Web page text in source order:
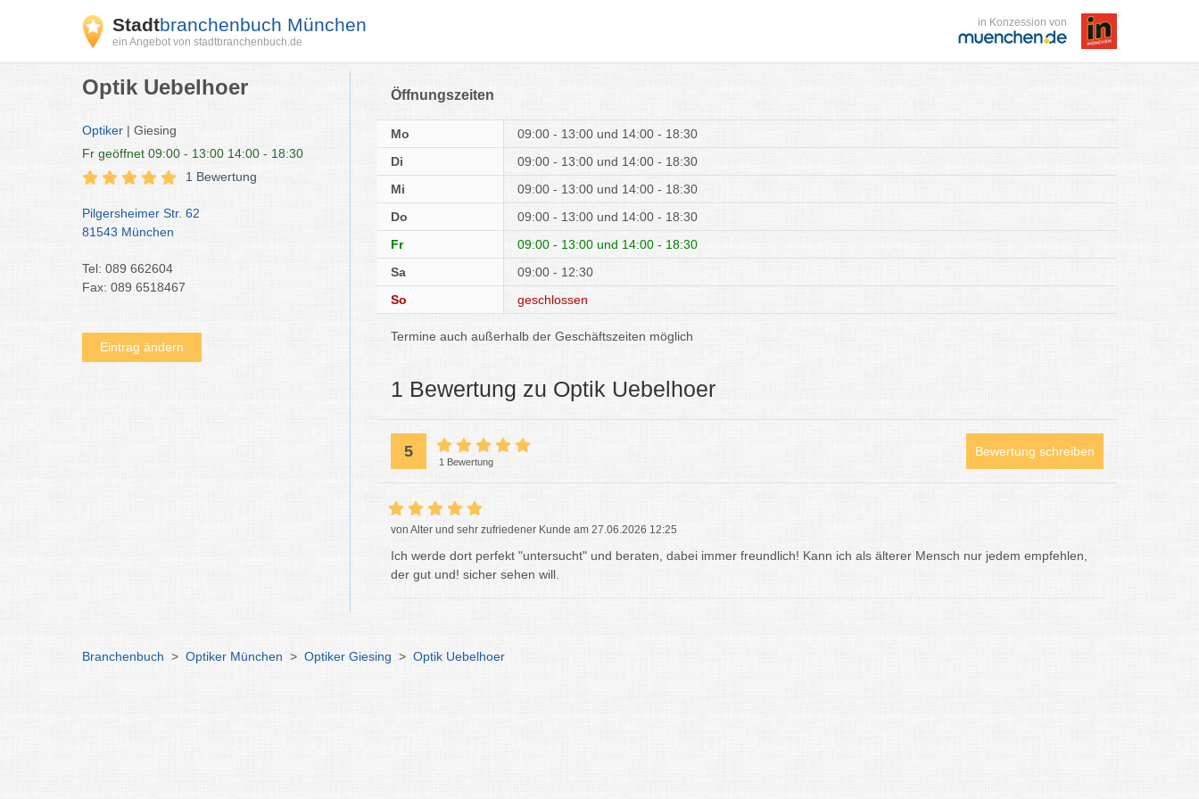
Stadtbranchenbuch München
ein Angebot von stadtbranchenbuch.de
in Konzession von
Optik Uebelhoer
Optiker | Giesing
Fr geöffnet 09:00 - 13:00 14:00 - 18:30
1 Bewertung
Pilgersheimer Str. 62
81543 München
Tel: 089 662604
Fax: 089 6518467
Eintrag ändern
Öffnungszeiten
Mo 09:00 - 13:00
14:00 - 18:30
Di
09:00 - 13:00
14:00 - 18:30
Mi
09:00 - 13:00
14:00 - 18:30
Do
09:00 - 13:00
14:00 - 18:30
Fr
09:00 - 13:00
14:00 - 18:30
Sa
09:00 - 12:30
So
geschlossen
Termine auch außerhalb der Geschäftszeiten möglich
1 Bewertung zu Optik Uebelhoer
5
1 Bewertung
Bewertung schreiben
von Alter und sehr zufriedener Kunde am 27.06.2026 12:25
Ich werde dort perfekt "untersucht" und beraten, dabei immer freundlich! Kann ich als älterer Mensch nur jedem empfehlen,
der gut und! sicher sehen will.
Branchenbuch > Optiker München > Optiker Giesing > Optik Uebelhoer